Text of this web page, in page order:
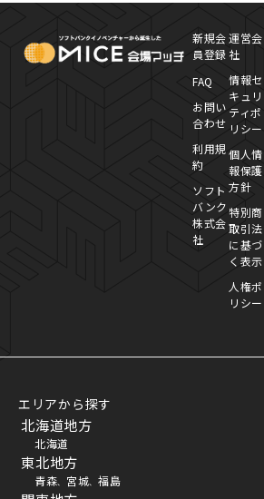
MICE Platform
新規会
員登録
FAQ
お問い
合わせ
利用規
約
ソフト
バンク
株式会
社
運営会
社
情報セ
キュリ
ティポ
リシー
個人情
報保護
方針
特別商
取引法
に基づ
く表示
人権ポ
リシー
エリアから探す
北海道地方
北海道
東北地方
青森、 宮城、 福島